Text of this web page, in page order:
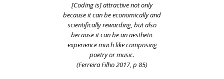
[Coding is] attractive not only
because it can be economically and
scientifically rewarding, but also
because it can be an aesthetic
experience much like composing
poetry or music.
(Ferreira Filho 2017, p 85)